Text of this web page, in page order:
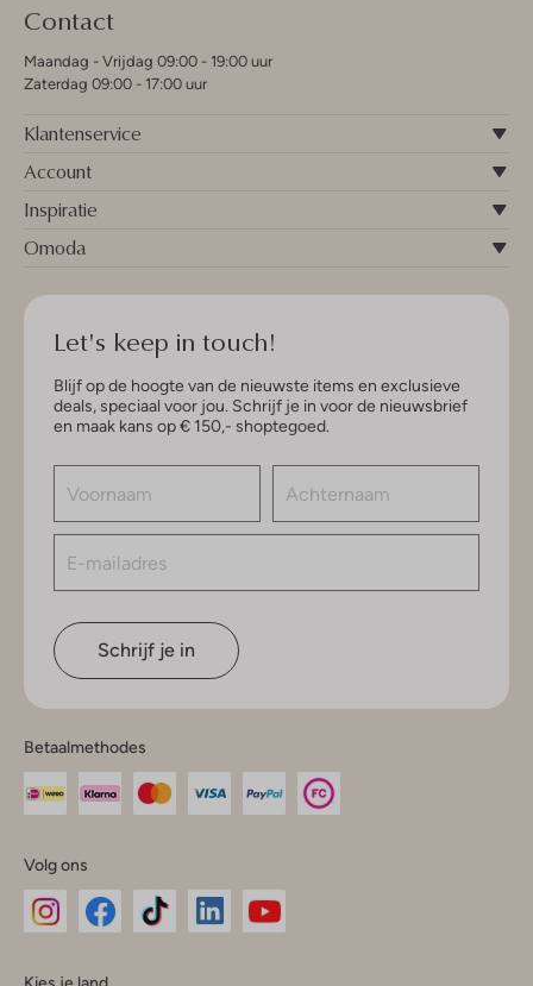
Contact
Maandag - Vrijdag 09:00 - 19:00 uur
Zaterdag 09:00 - 17:00 uur
Klantenservice
Account
Inspiratie
Omoda
Let's keep in touch!
Blijf op de hoogte van de nieuwste items en exclusieve
deals, speciaal voor jou. Schrijf je in voor de nieuwsbrief
en maak kans op € 150,- shoptegoed.
Schrijf je in
Betaalmethodes
Volg ons